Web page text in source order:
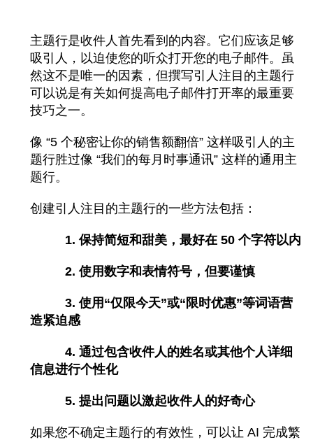
主题行是收件人首先看到的内容。它们应该足够
吸引人，以迫使您的听众打开您的电子邮件。虽
然这不是唯一的因素，但撰写引人注目的主题行
可以说是有关如何提高电子邮件打开率的最重要
技巧之一。
像 “5 个秘密让你的销售额翻倍” 这样吸引人的主
题行胜过像 “我们的每月时事通讯” 这样的通用主
题行。
创建引人注目的主题行的一些方法包括：
1. 保持简短和甜美，最好在 50 个字符以内
2. 使用数字和表情符号，但要谨慎
3. 使用“仅限今天”或“限时优惠”等词语营
造紧迫感
4. 通过包含收件人的姓名或其他个人详细
信息进行个性化
5. 提出问题以激起收件人的好奇心
如果您不确定主题行的有效性，可以让 AI 完成繁